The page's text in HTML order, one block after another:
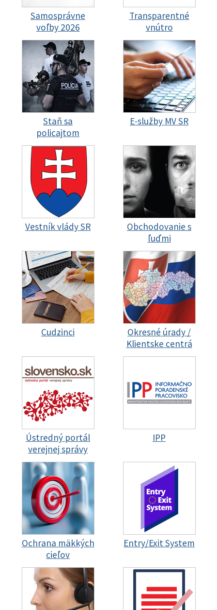
Samosprávne
voľby 2026
Transparentné
vnútro
Staň sa
policajtom
E-služby MV SR
Vestník vlády SR
Obchodovanie s
ľuďmi
Cudzinci
Okresné úrady /
Klientske centrá
Ústredný portál
verejnej správy
IPP
Ochrana mäkkých
cieľov
Entry/Exit System